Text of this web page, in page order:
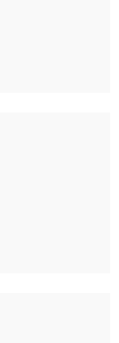
效包装软件；